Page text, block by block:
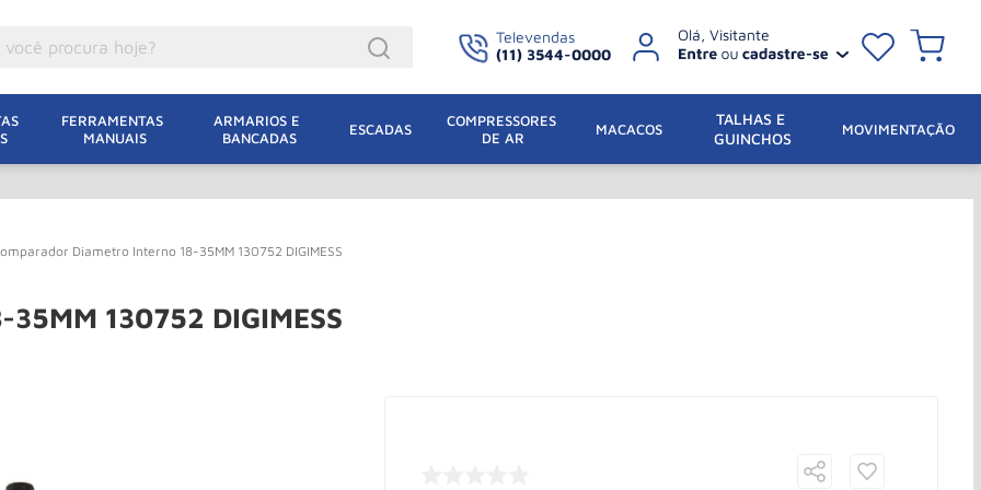
Televendas
(11) 3544-0000
FERRAMENTAS
MANUAIS
ARMARIOS E
BANCADAS
ESCADAS
COMPRESSORES
DE AR
MACACOS
TALHAS E
GUINCHOS
MOVIMENTAÇÃO
Diametro Interno 18-35MM 130752 DIGIMESS
130752 DIGIMESS